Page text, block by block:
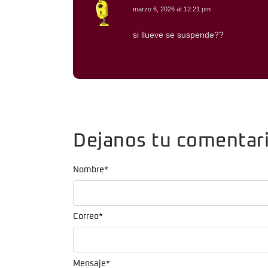
marzo 6, 2026 at 12:21 pm
si llueve se suspende??
Dejanos tu
Mensaje*
Nombre*
Correo*